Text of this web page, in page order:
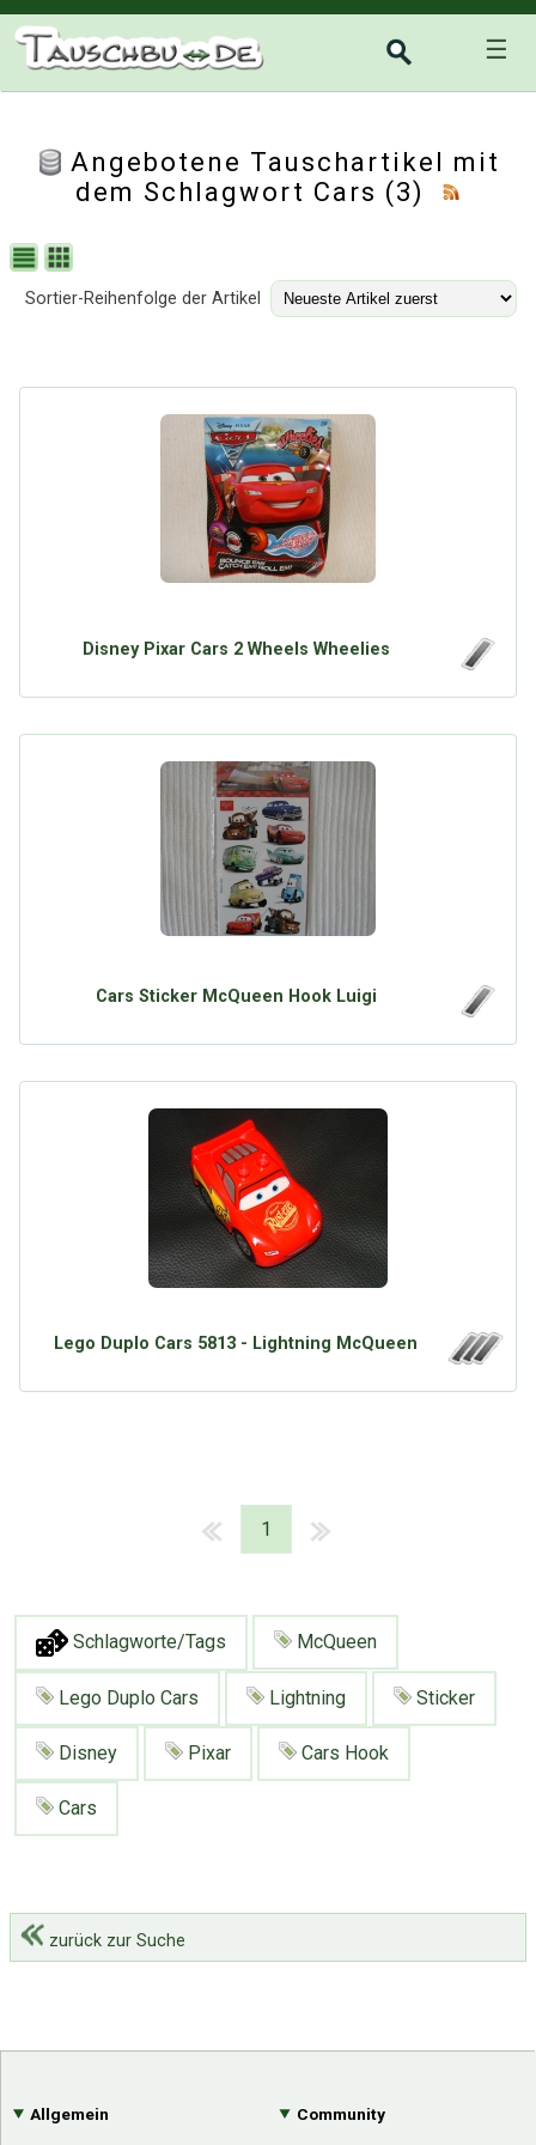
☰
Angebotene Tauschartikel mit
dem Schlagwort Cars (3)
Sortier-Reihenfolge der Artikel
Disney Pixar Cars 2 Wheels Wheelies
Cars Sticker McQueen Hook Luigi
Lego Duplo Cars 5813 - Lightning McQueen
1
Schlagworte/Tags McQueen
Lego Duplo Cars Lightning Sticker
Disney Pixar Cars Hook
Cars
zurück zur Suche
Allgemein Community